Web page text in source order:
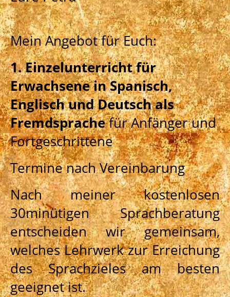
Mein Angebot für Euch:
1. Einzelunterricht für
Erwachsene in Spanisch,
Englisch und Deutsch als
Fremdsprachefür Anfänger und
Fortgeschrittene
Termine nach Vereinbarung
Nach meiner kostenlosen
30minütigen Sprachberatung
entscheiden wir gemeinsam,
welches Lehrwerk zur Erreichung
des Sprachzieles am besten
geeignet ist.